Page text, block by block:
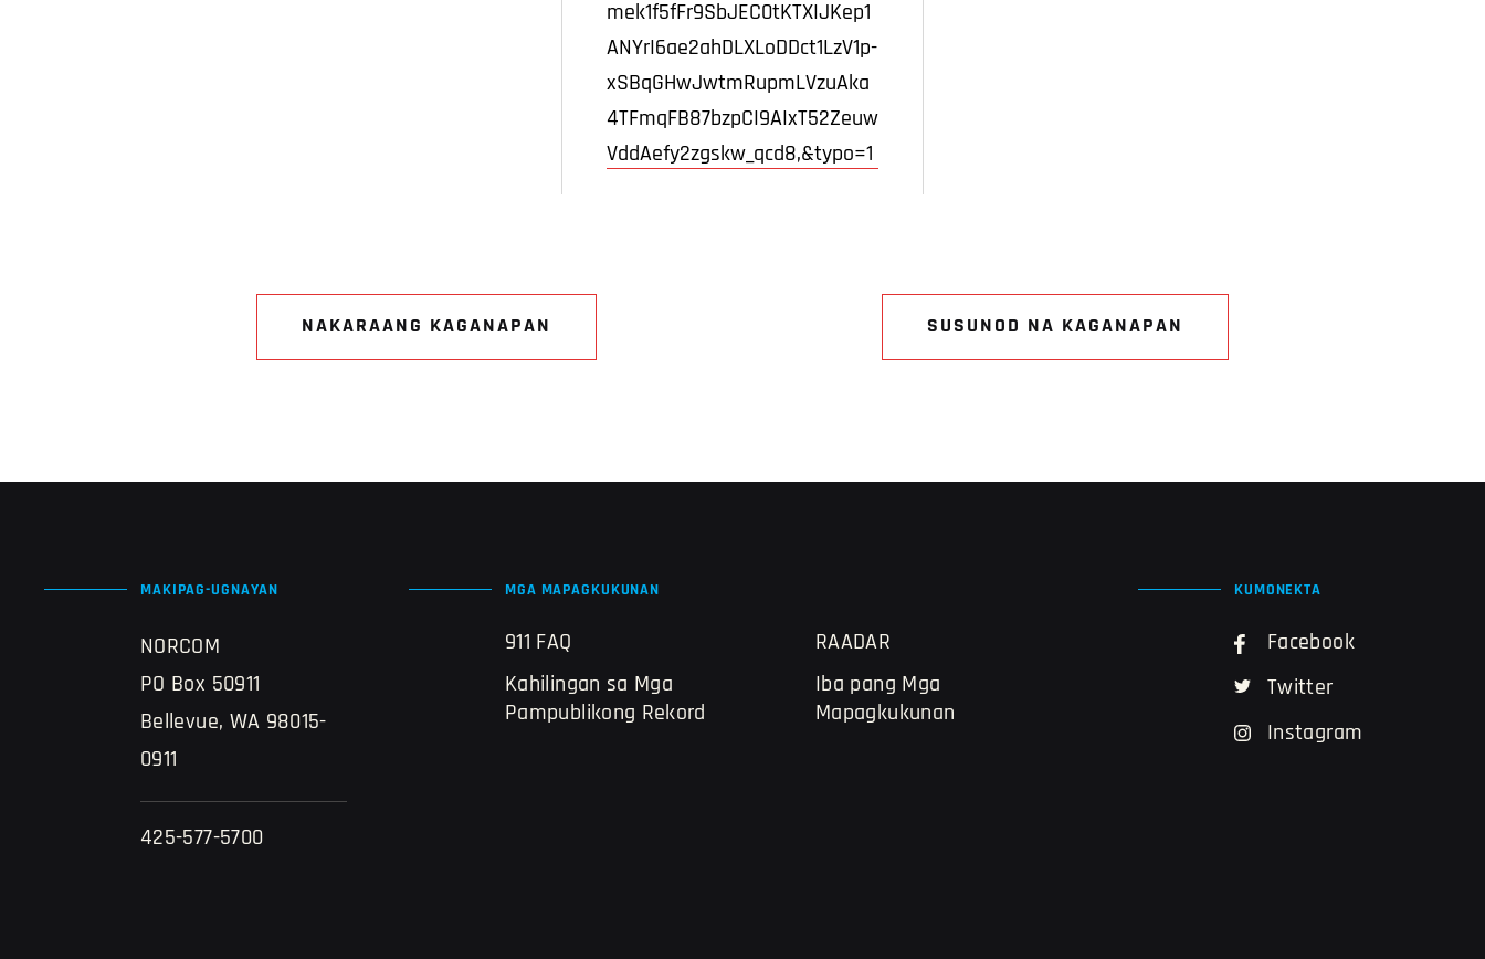
mek1f5fFr9SbJEC0tKTXIJKep1
ANYrI6ae2ahDLXLoDDct1LzV1p-
xSBqGHwJwtmRupmLVzuAka
4TFmqFB87bzpCI9AIxT52Zeuw
VddAefy2zgskw_qcd8,&typo=1
NAKARAANG KAGANAPAN SUSUNOD NA KAGANAPAN
MAKIPAG-UGNAYAN
NORCOM
PO Box 50911
Bellevue, WA 98015-
0911
425-577-5700
MGA MAPAGKUKUNAN
911 FAQ
Kahilingan sa Mga
Pampublikong Rekord
RAADAR
Iba pang Mga
Mapagkukunan
KUMONEKTA
Facebook
Twitter
Instagram